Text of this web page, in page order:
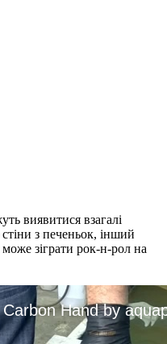
виявитися взагалі
з печеньок, інший
зіграти рок-н-рол на